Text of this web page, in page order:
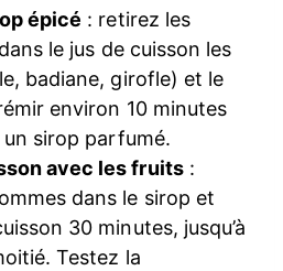
épicé : retirez les
le jus de cuisson les
badiane, girofle) et le
environ 10 minutes
un sirop parfumé.
avec les fruits:
dans le sirop et
30 minutes, jusqu’à
Testez la